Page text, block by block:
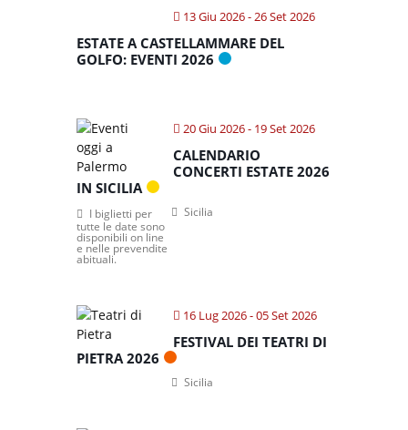
13 Giu 2026- 26 Set 2026
ESTATE A CASTELLAMMARE DEL
GOLFO: EVENTI 2026
20 Giu 2026- 19 Set 2026
CALENDARIO
CONCERTI ESTATE 2026
IN SICILIA
Sicilia
I biglietti per
tutte le date sono
disponibili on line
e nelle prevendite
abituali.
16 Lug 2026- 05 Set 2026
FESTIVAL DEI TEATRI DI
PIETRA 2026
Sicilia